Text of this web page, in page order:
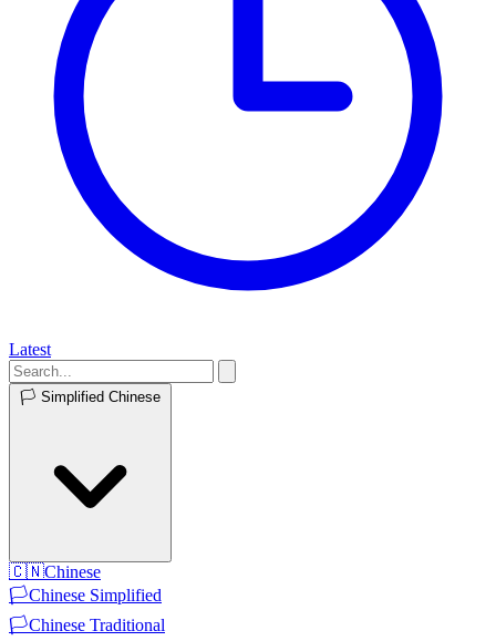
Latest
🏳️ Simplified Chinese
🇨🇳Chinese
🏳️Chinese Simplified
🏳️Chinese Traditional